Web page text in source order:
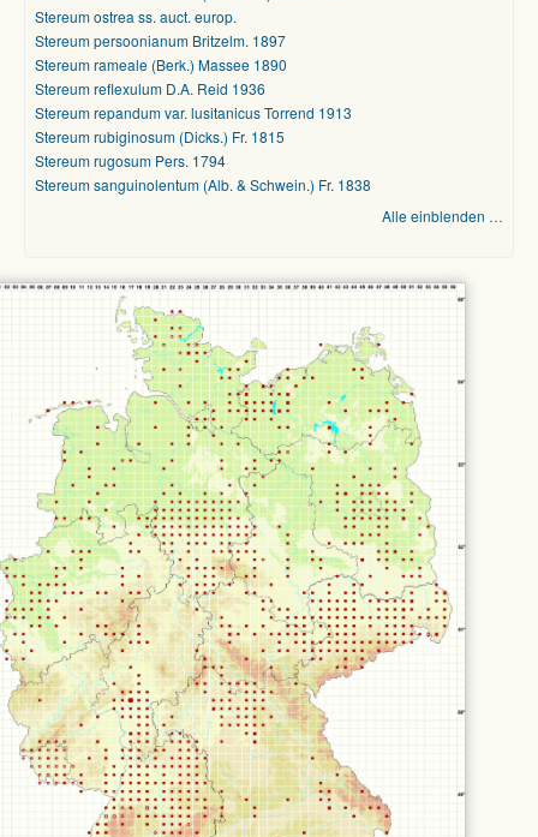
Stereum ostrea ss. auct. europ.
Stereum persoonianum Britzelm. 1897
Stereum rameale (Berk.) Massee 1890
Stereum reflexulum D.A. Reid 1936
Stereum repandum var. lusitanicus Torrend 1913
Stereum rubiginosum (Dicks.) Fr. 1815
Stereum rugosum Pers. 1794
Stereum sanguinolentum (Alb. & Schwein.) Fr. 1838
Alle einblenden …